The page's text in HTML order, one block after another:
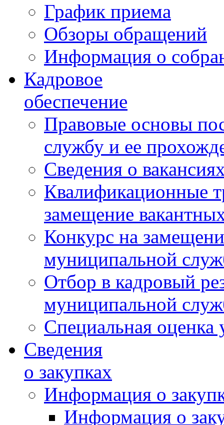
График приема
Обзоры обращений
Информация о
Кадровое
обеспечение
Правовые основы
службу и ее
Сведения о
Квалификационные
замещение
Конкурс на
муниципальной
Отбор в кадровый
муниципальной
Специальная оценка
Сведения
о закупках
Информация о
Информация о